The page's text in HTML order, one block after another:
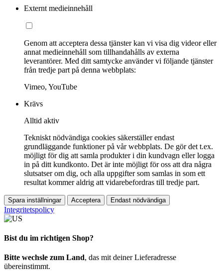
Externt medieinnehåll
Genom att acceptera dessa tjänster kan vi visa dig videor eller
annat medieinnehåll som tillhandahålls av externa
leverantörer. Med ditt samtycke använder vi följande tjänster
från tredje part på denna webbplats:
Vimeo, YouTube
Krävs
Alltid aktiv
Tekniskt nödvändiga cookies säkerställer endast
grundläggande funktioner på vår webbplats. De gör det t.ex.
möjligt för dig att samla produkter i din kundvagn eller logga
in på ditt kundkonto. Det är inte möjligt för oss att dra några
slutsatser om dig, och alla uppgifter som samlas in som ett
resultat kommer aldrig att vidarebefordras till tredje part.
Spara inställningar Acceptera Endast nödvändiga
Integritetspolicy
Bist du im richtigen Shop?
Bitte wechsle zum Land, das mit deiner Lieferadresse
übereinstimmt.